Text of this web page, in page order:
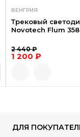
ВЕНГРИЯ
Трековый
Novotech Flum
2 440 ₽
1 200 ₽
ДЛЯ